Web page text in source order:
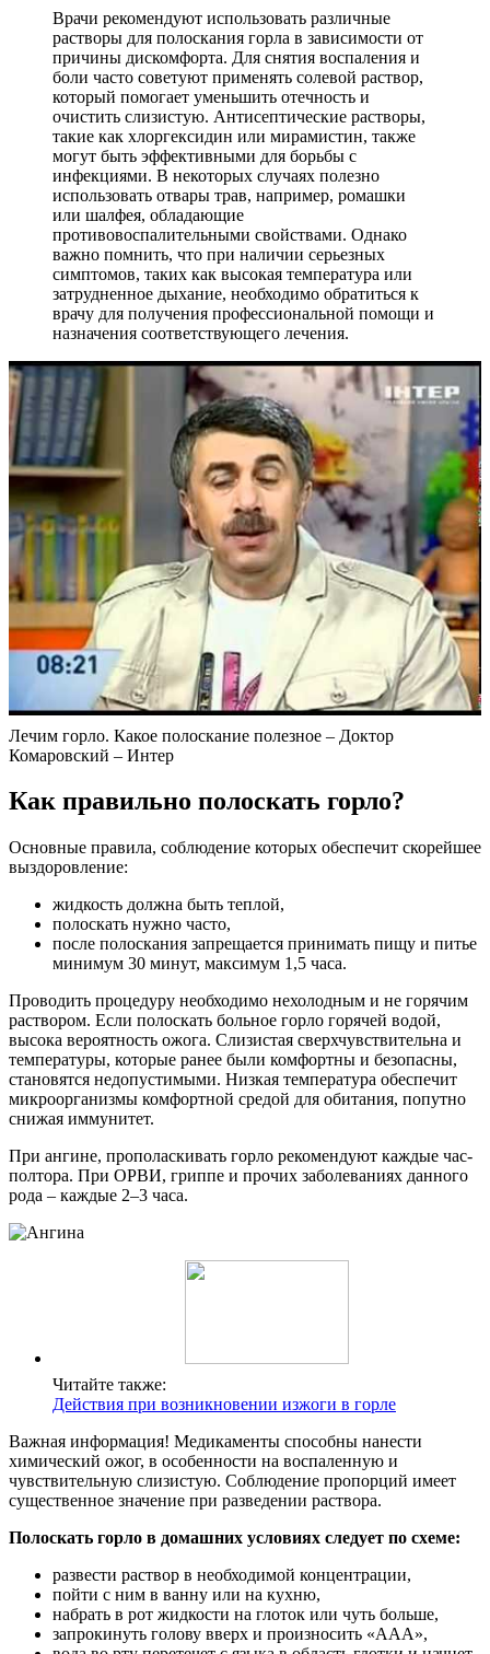
Врачи рекомендуют использовать различные
растворы для полоскания горла в зависимости от
причины дискомфорта. Для снятия воспаления и
боли часто советуют применять солевой раствор,
который помогает уменьшить отечность и
очистить слизистую. Антисептические растворы,
такие как хлоргексидин или мирамистин, также
могут быть эффективными для борьбы с
инфекциями. В некоторых случаях полезно
использовать отвары трав, например, ромашки
или шалфея, обладающие
противовоспалительными свойствами. Однако
важно помнить, что при наличии серьезных
симптомов, таких как высокая температура или
затрудненное дыхание, необходимо обратиться к
врачу для получения профессиональной помощи и
назначения соответствующего лечения.
Лечим горло. Какое полоскание полезное – Доктор
Комаровский – Интер
Как правильно полоскать горло?
Основные правила, соблюдение которых обеспечит скорейшее
выздоровление:
жидкость должна быть теплой,
полоскать нужно часто,
после полоскания запрещается принимать пищу и питье
минимум 30 минут, максимум 1,5 часа.
Проводить процедуру необходимо нехолодным и не горячим
раствором. Если полоскать больное горло горячей водой,
высока вероятность ожога. Слизистая сверхчувствительна и
температуры, которые ранее были комфортны и безопасны,
становятся недопустимыми. Низкая температура обеспечит
микроорганизмы комфортной средой для обитания, попутно
снижая иммунитет.
При ангине, прополаскивать горло рекомендуют каждые час-
полтора. При ОРВИ, гриппе и прочих заболеваниях данного
рода – каждые 2–3 часа.
Читайте также:
Действия при возникновении изжоги в горле
Важная информация! Медикаменты способны нанести
химический ожог, в особенности на воспаленную и
чувствительную слизистую. Соблюдение пропорций имеет
существенное значение при разведении раствора.
Полоскать горло в домашних условиях следует по схеме:
развести раствор в необходимой концентрации,
пойти с ним в ванну или на кухню,
набрать в рот жидкости на глоток или чуть больше,
запрокинуть голову вверх и произносить «ААА»,